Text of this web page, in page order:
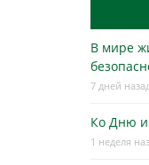
В мире
7 дней
Ко Дню
1 неделя